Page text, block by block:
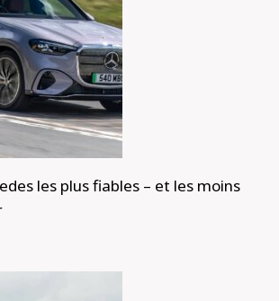
les plus fiables – et les moins